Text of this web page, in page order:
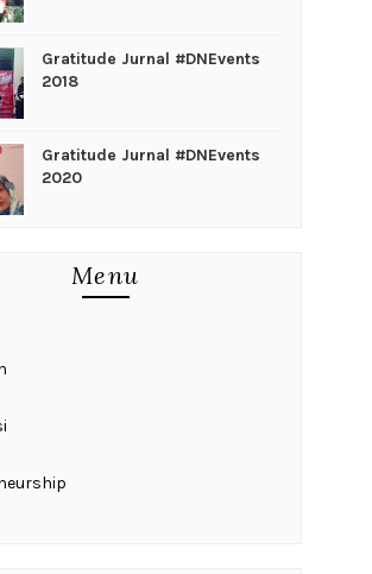
Gratitude Jurnal #DNEvents
2018
Gratitude Jurnal #DNEvents
2020
Menu